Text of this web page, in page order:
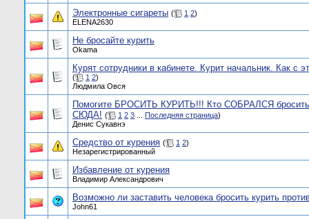
Электронные сигареты ( 1 2)
ELENA2630
Не бросайте курить
Okama
Курят сотрудники в кабинете. Курит начальник. Как с
( 1 2)
Людмила Овся
Помогите БРОСИТЬ КУРИТЬ!!! Кто СОБРАЛСЯ
СЮДА! ( 1 2 3 Последняя страница)
Денис Cукавнэ
Средство от курения ( 1 2)
Незарегистрированный
Избавление от курения
Владимир Александрович
Возможно ли заставить человека бросить курить
John61